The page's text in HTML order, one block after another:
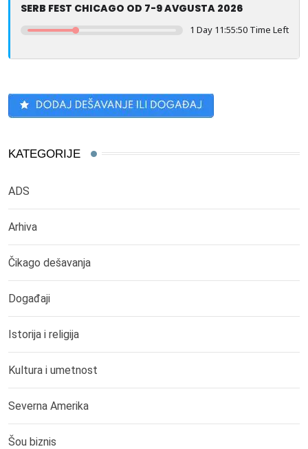
SERB FEST CHICAGO OD 7-9 AVGUSTA 2026
1 Day 11:55:50 Time Left
KATEGORIJE
ADS
Arhiva
Čikago dešavanja
Događaji
Istorija i religija
Kultura i umetnost
Severna Amerika
Šou biznis